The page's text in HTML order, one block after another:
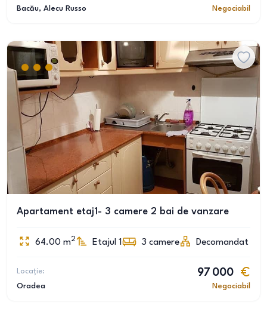
Bacău, Alecu Russo Negociabil
Apartament etaj1- 3 camere 2 bai de vanzare
64.00 m2 Etajul 1 3 camere Decomandat
Locație:
Oradea
97 000
Negociabil